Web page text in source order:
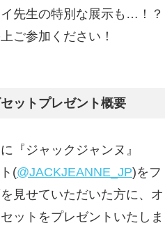
先生の特別な展示も…！？
ご参加ください！
ットプレゼント概要
『 ジャックジャンヌ 』
(@JACKJEANNE_JP)をフ
見せていただいた方に、オ
ットをプレゼントいたしま